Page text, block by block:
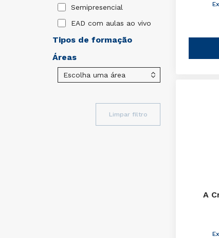
Semipresencial
EAD com aulas ao vivo
Tipos de formação
Áreas
Limpar filtro
A